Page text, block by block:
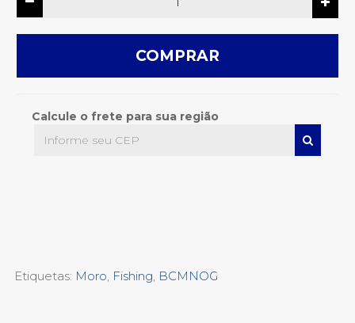
COMPRAR
Calcule o frete para sua região
Etiquetas: Moro, Fishing, BCMNOG